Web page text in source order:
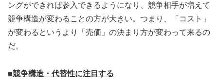
ングができれば参入できるようになり、競争相手が増えて
競争構造が変わることの方が大きい。つまり、「コスト」
が変わるというより「売価」の決まり方が変わって来るの
だ。
■競争構造・代替性に注目する